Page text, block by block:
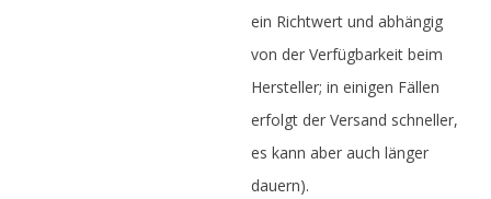
ein Richtwert und abhängig
von der Verfügbarkeit beim
Hersteller; in einigen Fällen
erfolgt der Versand schneller,
es kann aber auch länger
dauern).